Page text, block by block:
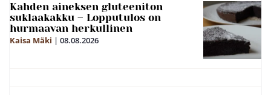
Kahden aineksen gluteeniton
suklaakakku – Lopputulos on
hurmaavan herkullinen
Kaisa Mäki | 08.08.2026